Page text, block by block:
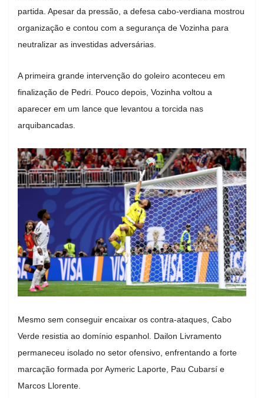
partida. Apesar da pressão, a defesa cabo-verdiana mostrou
organização e contou com a segurança de Vozinha para
neutralizar as investidas adversárias.
A primeira grande intervenção do goleiro aconteceu em
finalização de Pedri. Pouco depois, Vozinha voltou a
aparecer em um lance que levantou a torcida nas
arquibancadas.
Mesmo sem conseguir encaixar os contra-ataques, Cabo
Verde resistia ao domínio espanhol. Dailon Livramento
permaneceu isolado no setor ofensivo, enfrentando a forte
marcação formada por Aymeric Laporte, Pau Cubarsí e
Marcos Llorente.